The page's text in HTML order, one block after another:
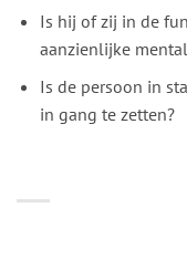
Is hij of zij in de
aanzienlijke
Is de persoon in
in gang te zetten?